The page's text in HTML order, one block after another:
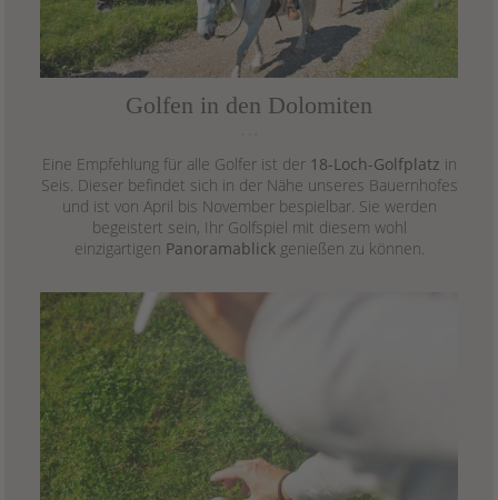
Golfen in den Dolomiten
Eine Empfehlung für alle Golfer ist der 18-Loch-Golfplatz in
Seis. Dieser befindet sich in der Nähe unseres Bauernhofes
und ist von April bis November bespielbar. Sie werden
begeistert sein, Ihr Golfspiel mit diesem wohl
einzigartigen Panoramablickgenießen zu können.